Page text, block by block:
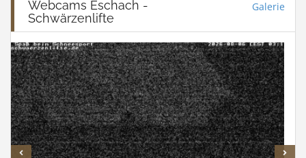
Webcams Eschach -
Schwärzenlifte
Galerie